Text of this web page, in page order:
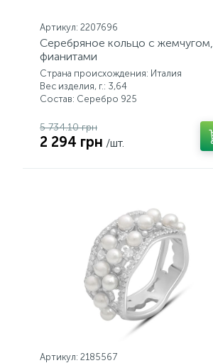
Артикул: 2207696
Серебряное кольцо с жемчугом,
фианитами
Страна происхождения: Италия
Вес изделия, г.: 3,64
Состав: Серебро 925
5 734.10 грн
2 294 грн /шт.
Артикул: 2185567